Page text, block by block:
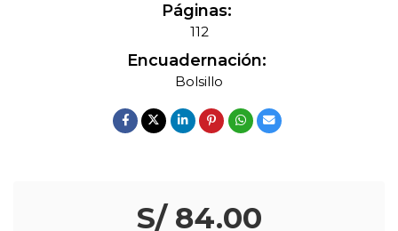
Páginas:
112
Encuadernación:
Bolsillo
S/ 84.00